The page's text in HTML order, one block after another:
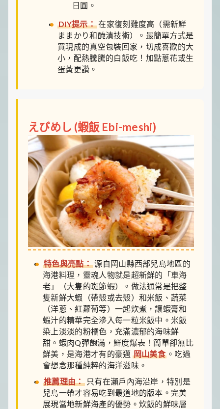
日圓。
DIY提示：在家復刻難度高（需新鮮
ままかり和醃漬技術）。最簡單方式是
買現成的真空包裝回家，切成喜歡的大
小，配熱騰騰的白飯吃！加點蔥花或生
蛋黃更讚。
えびめし (蝦飯 Ebi-meshi)
特色與亮點：源自岡山縣西部兒島地區的
海港料理，靈魂人物就是超新鮮的「車海
老」（大隻的斑節蝦）。做法通常是把整
隻新鮮大蝦（帶殼或去殼）和米飯、蔬菜
（洋蔥、紅蘿蔔等）一起炊煮，讓蝦膏和
蝦汁的精華完全滲入每一粒米飯中。米飯
染上淡淡的粉橘色，充滿濃郁的海味鮮
甜。蝦肉Q彈飽滿，鮮度爆表！簡單卻無比
鮮美，是海港才有的豪邁 岡山美食 。吃過
會想念那種純粹的海洋滋味。
推薦理由：只有在瀨戶內海沿岸，特別是
兒島一帶才容易吃到最道地的版本。完美
展現當地新鮮海產的優勢。炊飯的鮮味層